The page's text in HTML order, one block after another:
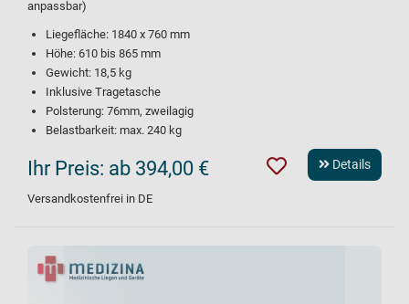
anpassbar)
Liegefläche: 1840 x 760 mm
Höhe: 610 bis 865 mm
Gewicht: 18,5 kg
Inklusive Tragetasche
Polsterung: 76mm, zweilagig
Belastbarkeit: max. 240 kg
Ihr Preis: ab 394,00 €
Versandkostenfrei in DE
Details